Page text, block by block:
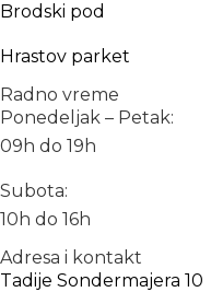
Brodski pod
Hrastov parket
Radno vreme
Ponedeljak – Petak:
09h do 19h
Subota:
10h do 16h
Adresa i kontakt
Tadije Sondermajera 10